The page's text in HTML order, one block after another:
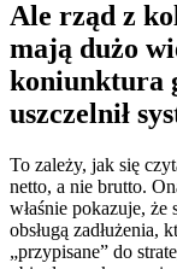
Ale rząd z
mają dużo
koniunktura
uszczelnił
To zależy, jak się
netto, a nie brutto.
właśnie pokazuje, że
obsługą zadłużenia,
„przypisane” do